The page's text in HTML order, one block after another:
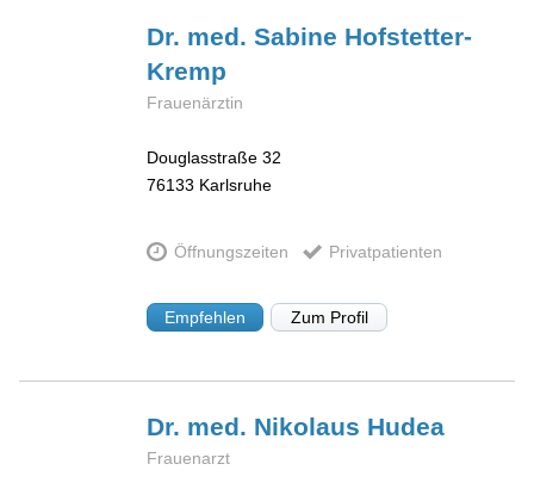
Dr. med. Sabine Hofstetter-
Kremp
Frauenärztin
Douglasstraße 32
76133 Karlsruhe
Öffnungszeiten Privatpatienten
Empfehlen Zum Profil
Dr. med. Nikolaus Hudea
Frauenarzt